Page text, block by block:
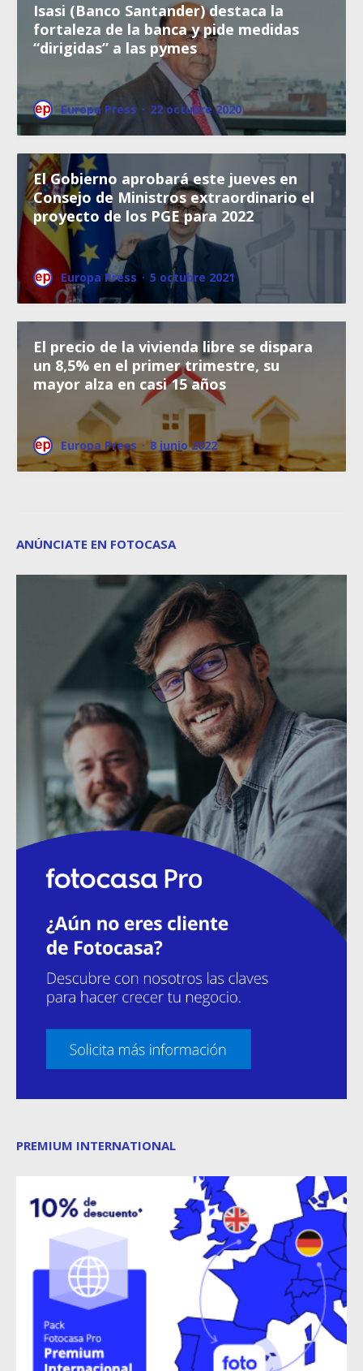
Isasi (Banco Santander) destaca la
fortaleza de la banca y pide medidas
“dirigidas” a las pymes
Europa Press · 22 octubre 2020
El Gobierno aprobará este jueves en
Consejo de Ministros extraordinario el
proyecto de los PGE para 2022
Europa Press · 5 octubre 2021
El precio de la vivienda libre se dispara
un 8,5% en el primer trimestre, su
mayor alza en casi 15 años
Europa Press · 8 junio 2022
ANÚNCIATE EN FOTOCASA
PREMIUM INTERNATIONAL